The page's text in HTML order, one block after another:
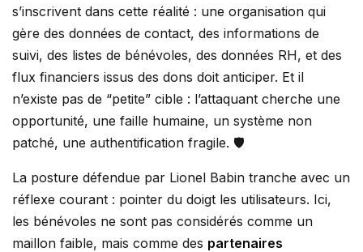
s’inscrivent dans cette réalité : une organisation qui
gère des données de contact, des informations de
suivi, des listes de bénévoles, des données RH, et des
flux financiers issus des dons doit anticiper. Et il
n’existe pas de “petite” cible : l’attaquant cherche une
opportunité, une faille humaine, un système non
patché, une authentification fragile. 🛡️
La posture défendue par Lionel Babin tranche avec un
réflexe courant : pointer du doigt les utilisateurs. Ici,
les bénévoles ne sont pas considérés comme un
maillon faible, mais comme des partenaires